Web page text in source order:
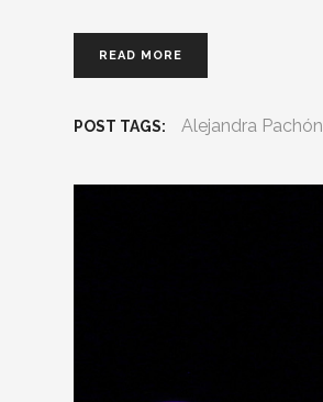
READ MORE
POST TAGS: Alejandra Pachón